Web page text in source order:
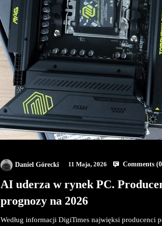
Daniel Górecki 11 Maja, 2026 Comments (0
AI uderza w rynek PC.
prognozy na 2026
Według informacji DigiTimes najwięksi producenci